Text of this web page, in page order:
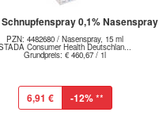
Schnupfenspray 0,1% Nasenspray
PZN: 4482680 / Nasenspray, 15 ml
Consumer Health Deutschlan...
Grundpreis: € 460,67 / 1l
6,91 € -12%**